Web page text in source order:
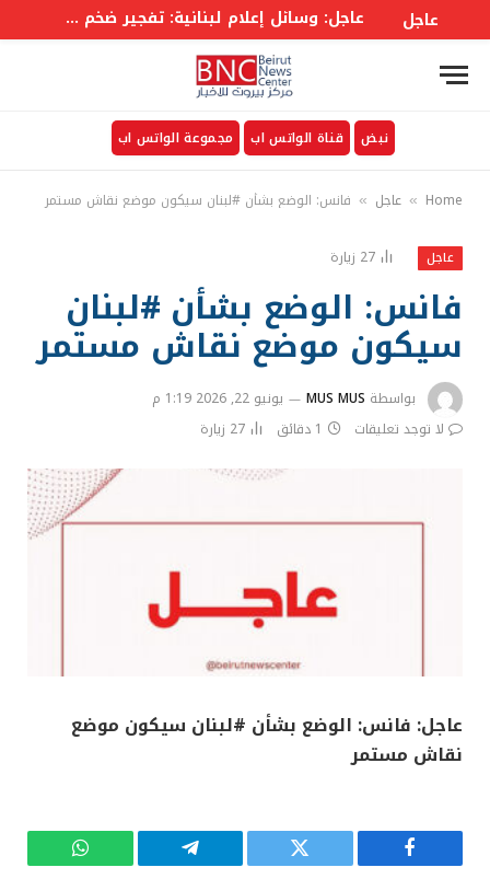
عاجل عاجل: وسائل إعلام لبنانية: تفجير ضخم نفذه العـ.ـ ـدو الإســـرائيلي في وادي السلوقي بالجنوب اللبناني
نبض قناة الواتس اب مجموعة الواتس اب
Home
» عاجل » فانس: الوضع بشأن #لبنان سيكون موضع نقاش مستمر
عاجل 27 زيارة
فانس: الوضع بشأن #لبنان
سيكون موضع نقاش مستمر
بواسطة MUS MUS
يونيو 22, 2026 1:19 م
لا توجد تعليقات
1 دقائق 27 زيارة
عاجل: فانس: الوضع بشأن #لبنان سيكون موضع
نقاش مستمر
فيسبوك تويتر تيلقرام واتساب